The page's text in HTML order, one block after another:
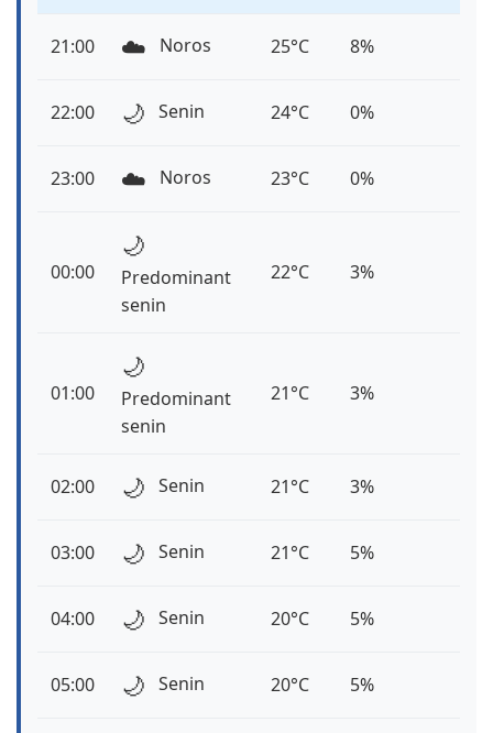
21:00 ☁️ Noros 25°C 8%
22:00 🌙 Senin 24°C 0%
23:00 ☁️ Noros 23°C 0%
00:00
🌙
Predominant
senin
22°C 3%
01:00
🌙
Predominant
senin
21°C 3%
02:00 🌙 Senin 21°C 3%
03:00 🌙 Senin 21°C 5%
04:00 🌙 Senin 20°C 5%
05:00 🌙 Senin 20°C 5%